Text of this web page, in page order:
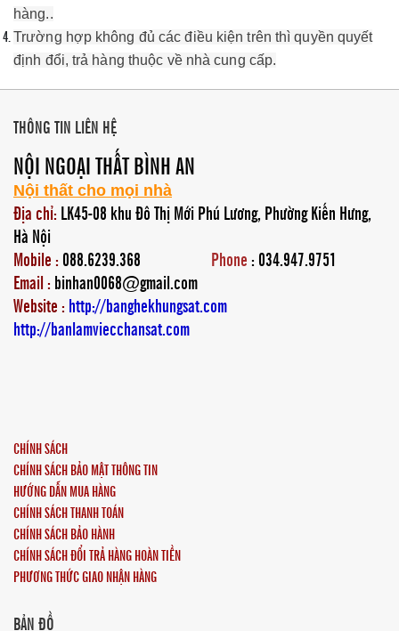
hàng..
Trường hợp không đủ các điều kiện trên thì quyền quyết
định đổi, trả hàng thuộc về nhà cung cấp.
THÔNG TIN LIÊN HỆ
NỘI NGOẠI THẤT BÌNH AN
Nội thất cho mọi nhà
Địa chỉ: LK45-08 khu Đô Thị Mới Phú Lương, Phường Kiến Hưng,
Hà Nội
Mobile : 088.6239.368 Phone: 034.947.9751
Email : binhan0068@gmail.com
Website : http://banghekhungsat.com
http://banlamviecchansat.com
CHÍNH SÁCH
CHÍNH SÁCH BẢO MẬT THÔNG TIN
HƯỚNG DẪN MUA HÀNG
CHÍNH SÁCH THANH TOÁN
CHÍNH SÁCH BẢO HÀNH
CHÍNH SÁCH ĐỔI TRẢ HÀNG HOÀN TIỀN
PHƯƠNG THỨC GIAO NHẬN HÀNG
BẢN ĐỒ